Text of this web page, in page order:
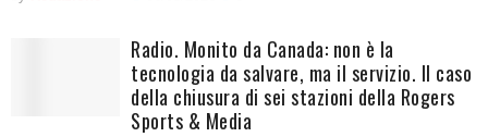
Radio. Monito da Canada: non è la
tecnologia da salvare, ma il servizio. Il caso
della chiusura di sei stazioni della Rogers
Sports & Media